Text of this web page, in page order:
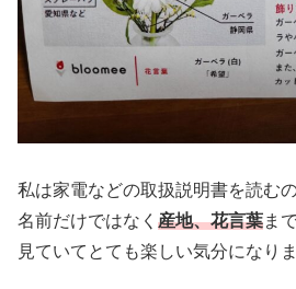
私は家電などの取扱説明書を読む
名前だけではなく 産地、花言葉ま
見ていてとても楽しい気分になりま